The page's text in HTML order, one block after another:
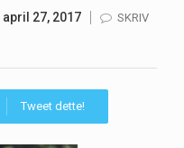
april 27, 2017
SKRIV
Tweet dette!